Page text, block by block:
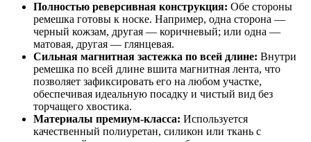
Полностью реверсивная конструкция: Обе стороны
ремешка готовы к носке. Например, одна сторона —
черный кожзам, другая — коричневый; или одна —
матовая, другая — глянцевая.
Сильная магнитная застежка по всей длине: Внутри
ремешка по всей длине вшита магнитная лента, что
позволяет зафиксировать его на любом участке,
обеспечивая идеальную посадку и чистый вид без
торчащего хвостика.
Материалы премиум-класса: Используется
качественный полиуретан, силикон или ткань с